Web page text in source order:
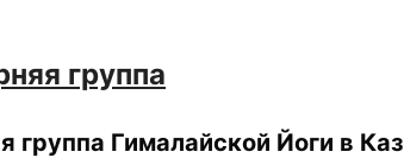
группа
группа Гималайской Йоги в